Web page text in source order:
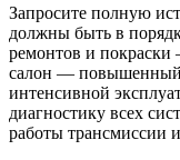
Запросите полную
должны быть в
ремонтов и
салон — повышенный
интенсивной
диагностику всех
работы трансмиссии